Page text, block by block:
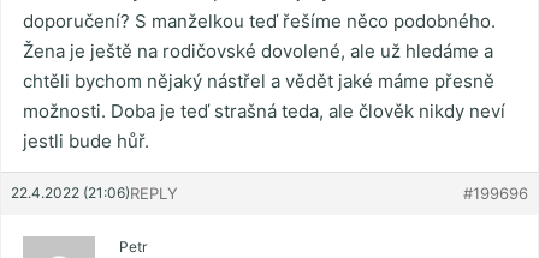
doporučení? S manželkou teď řešíme něco podobného.
Žena je ještě na rodičovské dovolené, ale už hledáme a
chtěli bychom nějaký nástřel a vědět jaké máme přesně
možnosti. Doba je teď strašná teda, ale člověk nikdy neví
jestli bude hůř.
22.4.2022 (21:06) #199696
REPLY
Petr